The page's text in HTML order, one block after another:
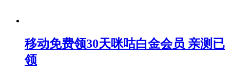
移动免费领30天咪咕白金会员 亲测已
领